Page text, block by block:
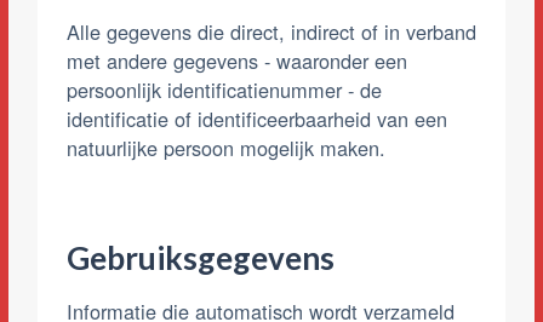
Alle gegevens die direct, indirect of in verband
met andere gegevens - waaronder een
persoonlijk identificatienummer - de
identificatie of identificeerbaarheid van een
natuurlijke persoon mogelijk maken.
Gebruiksgegevens
Informatie die automatisch wordt verzameld